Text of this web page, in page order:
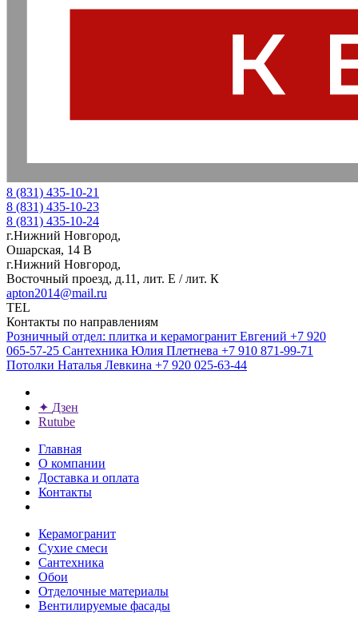
8 (831) 435-10-21
8 (831) 435-10-23
8 (831) 435-10-24
г.Нижний Новгород,
Ошарская, 14 В
г.Нижний Новгород,
Восточный проезд, д.11, лит. Е / лит. К
apton2014@mail.ru
TEL
Контакты по направлениям
Розничный отдел: плитка и керамогранит Евгений +7 920
065-57-25 Сантехника Юлия Плетнева +7 910 871-99-71
Потолки Наталья Левкина +7 920 025-63-44
✦ Дзен
Rutube
Главная
О компании
Доставка и оплата
Контакты
Керамогранит
Сухие смеси
Сантехника
Обои
Отделочные материалы
Вентилируемые фасады